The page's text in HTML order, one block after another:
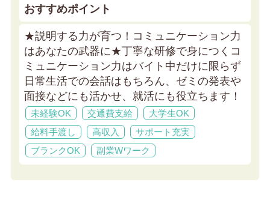
おすすめポイント
★説明する力が育つ！コミュニケーション力
はあなたの武器に★丁寧な研修で身につくコ
ミュニケーション力はバイト中だけに限らず
日常生活での会話はもちろん、ゼミの発表や
面接などにも活かせ、就活にも役立ちます！
未経験OK 交通費支給
大学生OK
給料手渡し
高収入
サポート充実
ブランクOK
副業Wワーク